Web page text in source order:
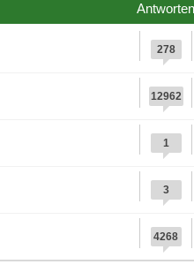
Antworten
278
12962
1
3
4268